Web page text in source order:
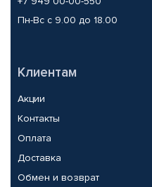
Пн-Вс с 9.00 до 18.00
Клиентам
Акции
Контакты
Оплата
Доставка
Обмен и возврат